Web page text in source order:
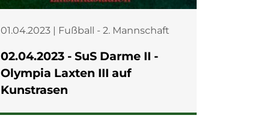
01.04.2023 | Fußball - 2. Mannschaft
02.04.2023 - SuS Darme II -
Olympia Laxten III auf
Kunstrasen